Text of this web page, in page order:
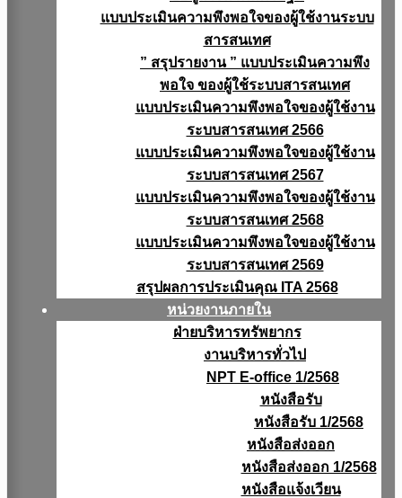
แบบประเมินความพึงพอใจของผู้ใช้งานระบบ
สารสนเทศ
” สรุปรายงาน ” แบบประเมินความพึง
พอใจ ของผู้ใช้ระบบสารสนเทศ
แบบประเมินความพึงพอใจของผู้ใช้งาน
ระบบสารสนเทศ 2566
แบบประเมินความพึงพอใจของผู้ใช้งาน
ระบบสารสนเทศ 2567
แบบประเมินความพึงพอใจของผู้ใช้งาน
ระบบสารสนเทศ 2568
แบบประเมินความพึงพอใจของผู้ใช้งาน
ระบบสารสนเทศ 2569
สรุปผลการประเมินคุณ ITA 2568
หน่วยงานภายใน
ฝ่ายบริหารทรัพยากร
งานบริหารทั่วไป
NPT E-office 1/2568
หนังสือรับ
หนังสือรับ 1/2568
หนังสือส่งออก
หนังสือส่งออก 1/2568
หนังสือแจ้งเวียน